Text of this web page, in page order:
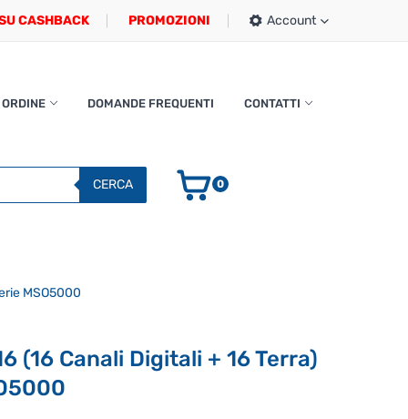
CASHBACK PROMOZIONI Account
DOMANDE FREQUENTI CONTATTI
CERCA 0
MSO5000
(16 Canali Digitali + 16 Terra)